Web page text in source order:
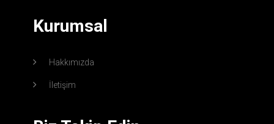
Kurumsal
Hakkımızda
İletişim